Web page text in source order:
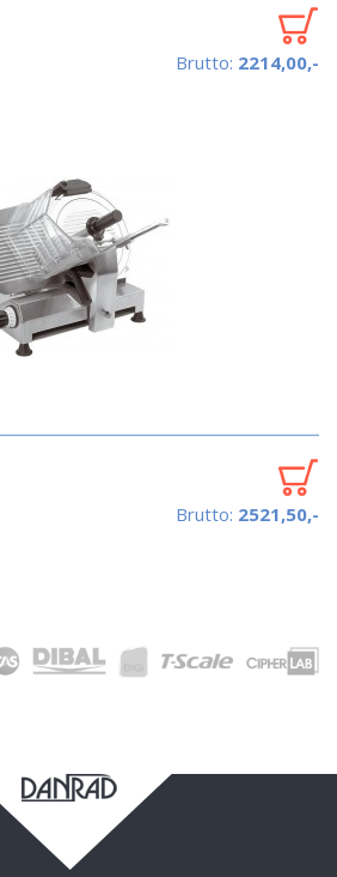
Brutto: 2214,00,-
Brutto: 2521,50,-